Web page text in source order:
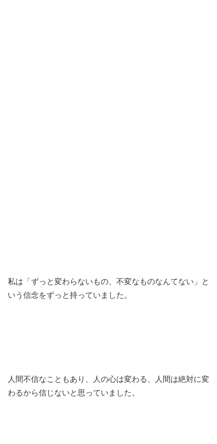
私は「ずっと変わらないもの、不変なものなんてない」と
いう信念をずっと持っていました。
人間不信なこともあり、人の心は変わる、人間は絶対に変
わるから信じないと思っていました。